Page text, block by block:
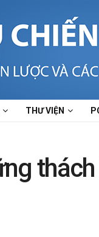
THƯ VIỆN